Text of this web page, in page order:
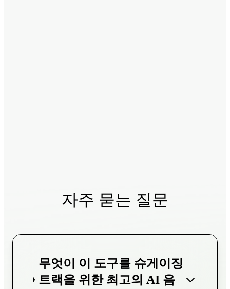
자주 묻는 질문
무엇이 이 도구를 슈게이징
트랙을 위한 최고의 AI 음